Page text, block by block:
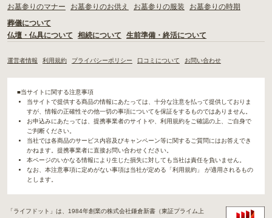
お墓参りのマナー
お墓参りのお供え お墓参りの服装
お墓参りの時期
葬儀について
仏壇・仏具について
相続について 生前準備・終活について
運営者情報 利用規約 プライバシーポリシー 口コミについて お問い合わせ
■当サイトに関する注意事項
当サイトで提供する商品の情報にあたっては、十分な注意を払って提供しておりま
すが、情報の正確性その他一切の事項についてを保証をするものではありません。
お申込みにあたっては、提携事業者のサイトや、利用規約をご確認の上、ご自身で
ご判断ください。
当社では各商品のサービス内容及びキャンペーン等に関するご質問にはお答えでき
かねます。提携事業者に直接お問い合わせください。
本ページのいかなる情報により生じた損失に対しても当社は責任を負いません。
なお、本注意事項に定めがない事項は当社が定める「利用規約」 が適用されるもの
とします。
「ライフドット」は、1984年創業の株式会社鎌倉新書（東証プライム上